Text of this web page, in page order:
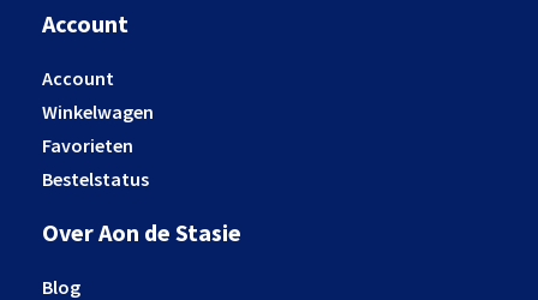
Account
Account
Winkelwagen
Favorieten
Bestelstatus
Over Aon de Stasie
Blog